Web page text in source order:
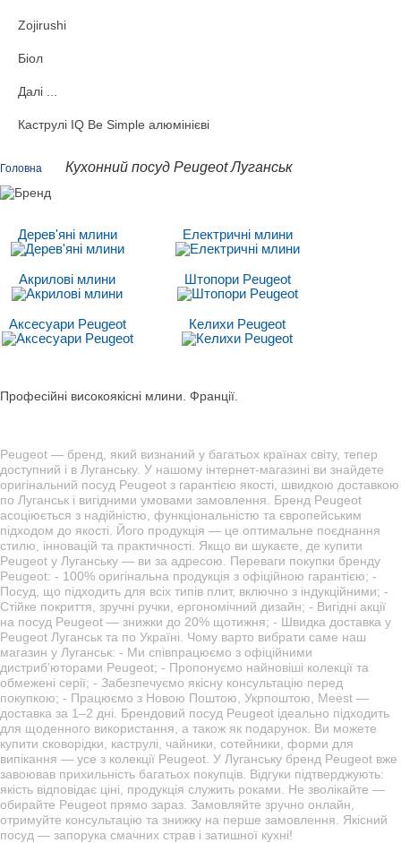
Zojirushi
Біол
Далі ...
Каструлі IQ Be Simple алюмінієві
Головна Кухонний посуд Peugeot Луганськ
Дерев'яні млини Електричні млини
Акрилові млини Штопори Peugeot
Аксесуари Peugeot Келихи Peugeot
Професійні високоякісні млини. Франції.
Peugeot — бренд, який визнаний у багатьох країнах світу, тепер
доступний і в Луганську. У нашому інтернет-магазині ви знайдете
оригінальний посуд Peugeot з гарантією якості, швидкою доставкою
по Луганськ і вигідними умовами замовлення. Бренд Peugeot
асоціюється з надійністю, функціональністю та європейським
підходом до якості. Його продукція — це оптимальне поєднання
стилю, інновацій та практичності. Якщо ви шукаєте, де купити
Peugeot у Луганську — ви за адресою. Переваги покупки бренду
Peugeot: - 100% оригінальна продукція з офіційною гарантією; -
Посуд, що підходить для всіх типів плит, включно з індукційними; -
Стійке покриття, зручні ручки, ергономічний дизайн; - Вигідні акції
на посуд Peugeot — знижки до 20% щотижня; - Швидка доставка у
Peugeot Луганськ та по Україні. Чому варто вибрати саме наш
магазин у Луганськ: - Ми співпрацюємо з офіційними
дистриб’юторами Peugeot; - Пропонуємо найновіші колекції та
обмежені серії; - Забезпечуємо якісну консультацію перед
покупкою; - Працюємо з Новою Поштою, Укрпоштою, Meest —
доставка за 1–2 дні. Брендовий посуд Peugeot ідеально підходить
для щоденного використання, а також як подарунок. Ви можете
купити сковорідки, каструлі, чайники, сотейники, форми для
випікання — усе з колекції Peugeot. У Луганську бренд Peugeot вже
завоював прихильність багатьох покупців. Відгуки підтверджують:
якість відповідає ціні, продукція служить роками. Не зволікайте —
обирайте Peugeot прямо зараз. Замовляйте зручно онлайн,
отримуйте консультацію та знижку на перше замовлення. Якісний
посуд — запорука смачних страв і затишної кухні!